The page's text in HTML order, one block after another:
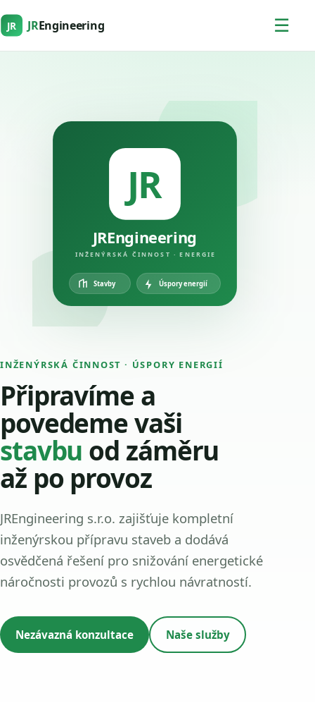
JR JREngineering ☰
INŽENÝRSKÁ ČINNOST · ÚSPORY ENERGIÍ
Připravíme a
povedeme vaši
stavbu od záměru
až po provoz
JREngineering s.r.o. zajišťuje kompletní
inženýrskou přípravu staveb a dodává
osvědčená řešení pro snižování energetické
náročnosti provozů s rychlou návratností.
Nezávazná konzultace Naše služby
JR
JREngineering
INŽENÝRSKÁ ČINNOST · ENERGIE
Stavby Úspory energií